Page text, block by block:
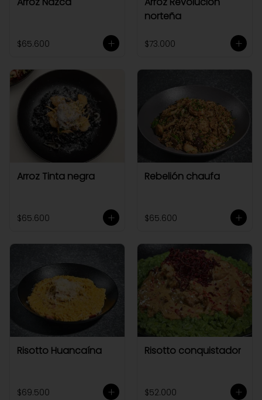
$65.600
norteña
$73.000
Arroz Tinta negra
$65.600
Rebelión chaufa
$65.600
Risotto Huancaína
$69.500
Risotto conquistador
$52.000